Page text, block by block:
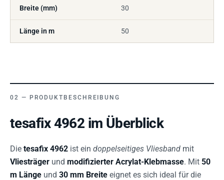
Breite (mm) 30
Länge in m 50
PRODUKTBESCHREIBUNG
tesafix 4962 im Überblick
Die tesafix 4962 ist ein doppelseitiges Vliesband mit
Vliesträger und modifizierter Acrylat-Klebmasse. Mit 50
m Länge und 30 mm Breite eignet es sich ideal für die